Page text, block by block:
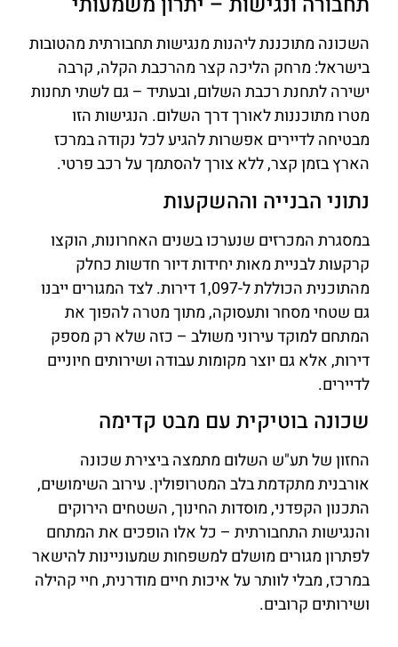
השכונה מתוכננת ליהנות מנגישות תחבורתית מהטובות
בישראל: מרחק הליכה קצר מהרכבת הקלה, קרבה
ישירה לתחנת רכבת השלום, ובעתיד – גם לשתי תחנות
מטרו מתוכננות לאורך דרך השלום. הנגישות הזו
מבטיחה לדיירים אפשרות להגיע לכל נקודה במרכז
הארץ בזמן קצר, ללא צורך להסתמך על רכב פרטי.
נתוני הבנייה וההשקעות
במסגרת המכרזים שנערכו בשנים האחרונות, הוקצו
קרקעות לבניית מאות יחידות דיור חדשות כחלק
מהתוכנית הכוללת ל-1,097 דירות. לצד המגורים ייבנו
גם שטחי מסחר ותעסוקה, מתוך מטרה להפוך את
המתחם למוקד עירוני משולב – כזה שלא רק מספק
דירות, אלא גם יוצר מקומות עבודה ושירותים חיוניים
לדיירים.
שכונה בוטיקית עם מבט קדימה
החזון של תע"ש השלום מתמצה ביצירת שכונה
אורבנית מתקדמת בלב המטרופולין. עירוב השימושים,
התכנון הקפדני, מוסדות החינוך, השטחים הירוקים
והנגישות התחבורתית – כל אלו הופכים את המתחם
לפתרון מגורים מושלם למשפחות שמעוניינות להישאר
במרכז, מבלי לוותר על איכות חיים מודרנית, חיי קהילה
ושירותים קרובים.